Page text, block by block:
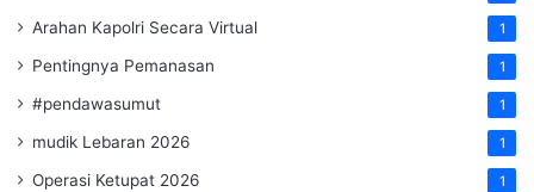
Arahan Kapolri Secara Virtual 1
Pentingnya Pemanasan 1
#pendawasumut 1
mudik Lebaran 2026 1
Operasi Ketupat 2026 1